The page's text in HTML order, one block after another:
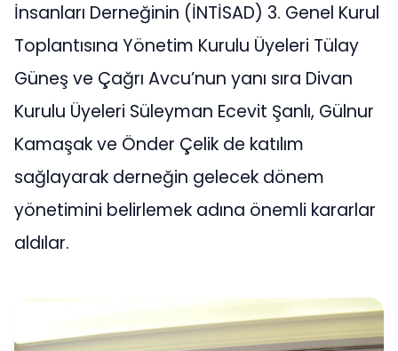
İnsanları Derneğinin (İNTİSAD) 3. Genel Kurul
Toplantısına Yönetim Kurulu Üyeleri Tülay
Güneş ve Çağrı Avcu’nun yanı sıra Divan
Kurulu Üyeleri Süleyman Ecevit Şanlı, Gülnur
Kamaşak ve Önder Çelik de katılım
sağlayarak derneğin gelecek dönem
yönetimini belirlemek adına önemli kararlar
aldılar.